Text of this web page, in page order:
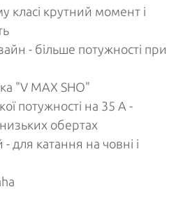
класі крутний момент і
- більше потужності при
"V MAX SHO"
потужності на 35 А -
обертах
для катання на човні і